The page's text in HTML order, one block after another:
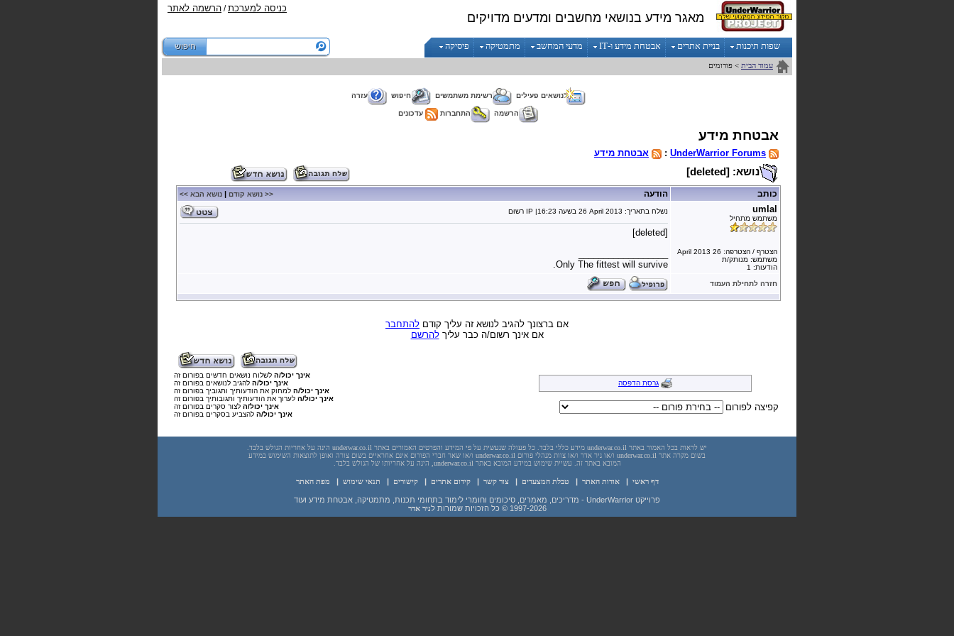
מאגר מידע בנושאי מחשבים ומדעים מדויקים
כניסה למערכת/ הרשמה לאתר
שפות תיכנות בניית אתרים אבטחת מידע ו-IT מדעי המחשב מתמטיקה פיסיקה
עמוד הבית > פורומים
נושאים פעילים רשימת משתמשים חיפוש עזרה
הרשמה התחברות עדכונים
אבטחת מידע
UnderWarrior Forums
: אבטחת מידע
נושא: [deleted]
כותב הודעה << נושא קודם | נושא הבא >>
umlal
משתמש מתחיל
הצטרף / הצטרפה: 26 April 2013
משתמש: מנותק/ת
הודעות: 1
נשלח בתאריך: 26 April 2013 בשעה 16:23| IP רשוּם
[deleted]
Only The fittest will survive.
חזרה לתחילת העמוד
אם ברצונך להגיב לנושא זה עליך קודם להתחבר
אם אינך רשום/ה כבר עליךלהרשם
גרסת הדפסה
קפיצה לפורום
אינך יכול/ה לשלוח נושאים חדשים בפורום זה
אינך יכול/ה להגיב לנושאים בפורום זה
אינך יכול/ה למחוק את הודעותיך ותגוביך בפורום זה
אינך יכול/ה לערוך את הודעותיך ותגובותיך בפורום זה
אינך יכול/ה לצור סקרים בפורום זה
אינך יכול/ה להצביע בסקרים בפורום זה
יש לראות בכל האמור באתר underwar.co.il מידע כללי בלבד. כל פעולה שנעשית על פי המידע והפרטים האמורים באתר underwar.co.il הינה על אחריות הגולש בלבד.
בשום מקרה אתר underwar.co.il ו/או ניר אדר ו/או צוות מנהלי פורום underwar.co.il ו/או שאר חברי הפורום אינם אחראיים בשום צורה ואופן לתוצאות השימוש במידע
המובא באתר זה. עשיית שימוש במידע המובא באתר underwar.co.il, הינה על אחריותו של הגולש בלבד.
דף ראשי |אודות האתר | טבלת המצעדים |צור קשר |קידום אתרים |קישורים | תנאי שימוש | מפת האתר
פרוייקט UnderWarrior - מדריכים, מאמרים, סיכומים וחומרי לימוד בתחומי תכנות, מתמטיקה, אבטחת מידע ועוד
1997-2026 © כל הזכויות שמורות לניר אדר